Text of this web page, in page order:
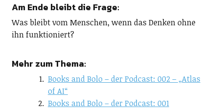
Am Ende bleibt die Frage:
Was bleibt vom Menschen, wenn das Denken ohne
ihn funktioniert?
Mehr zum Thema:
Books and Bolo – der Podcast: 002 – „Atlas
of AI“
Books and Bolo – der Podcast: 001